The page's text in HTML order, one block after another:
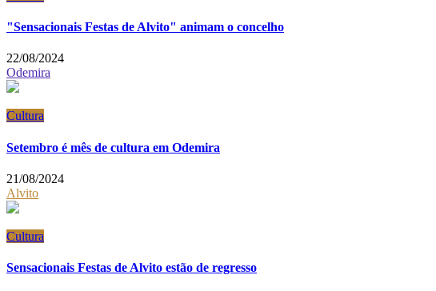
"Sensacionais Festas de Alvito" animam o concelho
22/08/2024
Odemira
Cultura
Setembro é mês de cultura em Odemira
21/08/2024
Alvito
Cultura
Sensacionais Festas de Alvito estão de regresso